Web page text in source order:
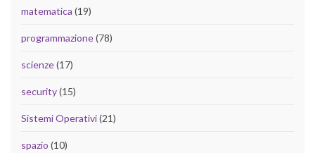
matematica (19)
programmazione(78)
scienze(17)
security(15)
Sistemi Operativi(21)
spazio (10)